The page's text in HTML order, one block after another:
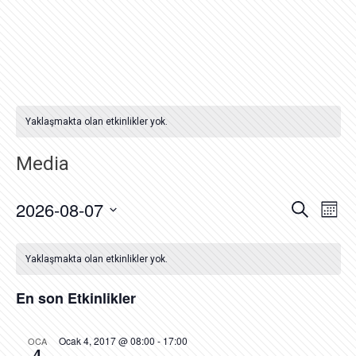
Yaklaşmakta olan etkinlikler yok.
Media
arama
ve
Ara
Ay
2026-08-07
Yaklaşmakta olan etkinlikler yok.
En son Etkinlikler
OCA Ocak 4, 2017 @ 08:00 - 17:00